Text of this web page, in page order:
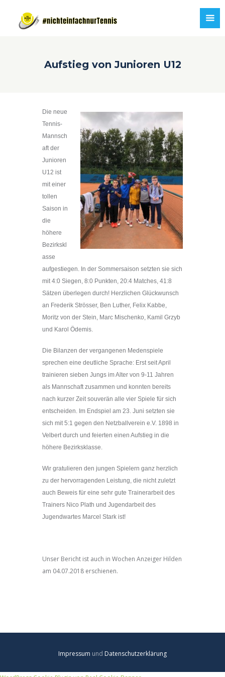
Aufstieg von Junioren U12
Die neue
Tennis-
Mannsch
aft der
Junioren
U12 ist
mit einer
tollen
Saison in
die
höhere
Bezirkskl
asse
aufgestiegen. In der Sommersaison setzten sie sich
mit 4:0 Siegen, 8:0 Punkten, 20:4 Matches, 41:8
Sätzen überlegen durch! Herzlichen Glückwunsch
an Frederik Strösser, Ben Luther, Felix Kabbe,
Moritz von der Stein, Marc Mischenko, Kamil Grzyb
und Karol Ödemis.
Die Bilanzen der vergangenen Medenspiele
sprechen eine deutliche Sprache: Erst seit April
trainieren sieben Jungs im Alter von 9-11 Jahren
als Mannschaft zusammen und konnten bereits
nach kurzer Zeit souverän alle vier Spiele für sich
entscheiden. Im Endspiel am 23. Juni setzten sie
sich mit 5:1 gegen den Netzballverein e.V. 1898 in
Velbert durch und feierten einen Aufstieg in die
höhere Bezirksklasse.
Wir gratulieren den jungen Spielern ganz herzlich
zu der hervorragenden Leistung, die nicht zuletzt
auch Beweis für eine sehr gute Trainerarbeit des
Trainers Nico Plath und Jugendarbeit des
Jugendwartes Marcel Stark ist!
Unser Bericht ist auch in Wochen Anzeiger Hilden
am 04.07.2018 erschienen.
Impressum und Datenschutzerklärung